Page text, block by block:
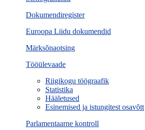
Dokumendiregister
Euroopa Liidu dokumendid
Märksõnaotsing
Tööülevaade
Riigikogu töögraafik
Statistika
Hääletused
Esinemised ja istungitest osavõtt
Parlamentaarne kontroll